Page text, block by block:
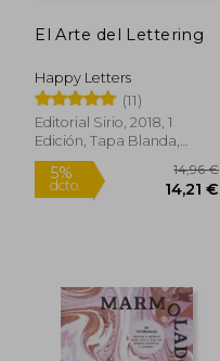
El Arte del Lettering
Happy Letters
(11)
Editorial Sirio, 2018, 1
Edición, Tapa Blanda,
Nuevo
5%
dcto.
Rápido